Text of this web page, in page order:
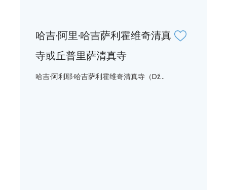
哈吉·阿里·哈吉萨利霍维奇清真
寺或丘普里萨清真寺
哈吉·阿利耶·哈吉萨利霍维奇清真寺（Dž...